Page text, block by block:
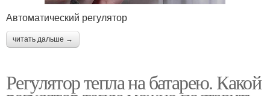
Автоматический регулятор
читать дальше →
Регулятор тепла на батарею. Какой